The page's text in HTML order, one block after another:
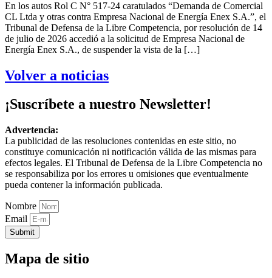
En los autos Rol C N° 517-24 caratulados “Demanda de Comercial
CL Ltda y otras contra Empresa Nacional de Energía Enex S.A.”, el
Tribunal de Defensa de la Libre Competencia, por resolución de 14
de julio de 2026 accedió a la solicitud de Empresa Nacional de
Energía Enex S.A., de suspender la vista de la […]
Volver a noticias
¡Suscríbete a nuestro Newsletter!
Advertencia:
La publicidad de las resoluciones contenidas en este sitio, no
constituye comunicación ni notificación válida de las mismas para
efectos legales. El Tribunal de Defensa de la Libre Competencia no
se responsabiliza por los errores u omisiones que eventualmente
pueda contener la información publicada.
Nombre
Email
Submit
Mapa de sitio